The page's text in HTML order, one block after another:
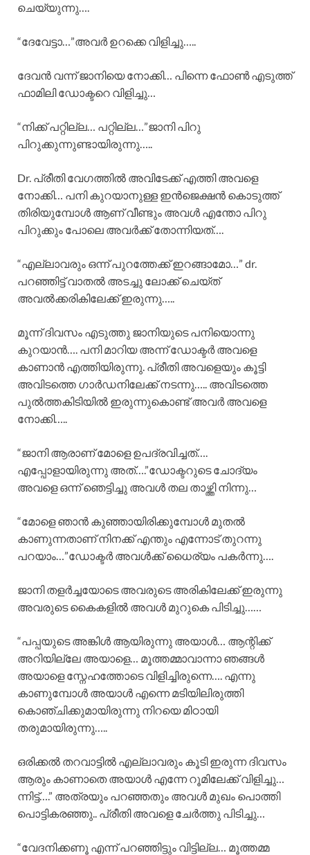
ചെയ്യുന്നു….
“ദേവേട്ടാ…”അവർ ഉറക്കെ വിളിച്ചു…..
ദേവൻ വന്ന് ജാനിയെ നോക്കി… പിന്നെ ഫോൺ എടുത്ത്
ഫാമിലി ഡോക്ടറെ വിളിച്ചു…
“നിക്ക് പറ്റില്ല… പറ്റില്ല…”ജാനി പിറു
പിറുക്കുന്നുണ്ടായിരുന്നു…..
Dr. പ്രീതി വേഗത്തിൽ അവിടേക്ക് എത്തി അവളെ
നോക്കി… പനി കുറയാനുള്ള ഇൻജെക്ഷൻ കൊടുത്ത്
തിരിയുമ്പോൾ ആണ് വീണ്ടും അവൾ എന്തോ പിറു
പിറുക്കും പോലെ അവർക്ക് തോന്നിയത്….
“എല്ലാവരും ഒന്ന് പുറത്തേക്ക് ഇറങ്ങാമോ…” dr.
പറഞ്ഞിട്ട് വാതൽ അടച്ചു ലോക്ക് ചെയ്ത്
അവൽക്കരികിലേക്ക് ഇരുന്നു…..
മൂന്ന് ദിവസം എടുത്തു ജാനിയുടെ പനിയൊന്നു
കുറയാൻ…. പനി മാറിയ അന്ന് ഡോക്ടർ അവളെ
കാണാൻ എത്തിയിരുന്നു. പ്രീതി അവളെയും കൂട്ടി
അവിടത്തെ ഗാർഡനിലേക്ക് നടന്നു….. അവിടത്തെ
പുൽത്തകിടിയിൽ ഇരുന്നുകൊണ്ട് അവർ അവളെ
നോക്കി…..
“ജാനി ആരാണ് മോളെ ഉപദ്രവിച്ചത്….
എപ്പോളായിരുന്നു അത്‌….”ഡോക്ടറുടെ ചോദ്യം
അവളെ ഒന്ന് ഞെട്ടിച്ചു അവൾ തല താഴ്ത്തി നിന്നു…
“മോളെ ഞാൻ കുഞ്ഞായിരിക്കുമ്പോൾ മുതൽ
കാണുന്നതാണ് നിനക്ക് എന്തും എന്നോട് തുറന്നു
പറയാം…”ഡോക്ടർ അവൾക്ക് ധൈര്യം പകർന്നു….
ജാനി തളർച്ചയോടെ അവരുടെ അരികിലേക്ക് ഇരുന്നു
അവരുടെ കൈകളിൽ അവൾ മുറുകെ പിടിച്ചു……
“പപ്പയുടെ അങ്കിൾ ആയിരുന്നു അയാൾ… ആന്റിക്ക്
അറിയില്ലേ അയാളെ… മൂത്തമ്മാവാന്നാ ഞങ്ങൾ
അയാളെ സ്നേഹത്തോടെ വിളിച്ചിരുന്നെ…. എന്നു
കാണുമ്പോൾ അയാൾ എന്നെ മടിയിലിരുത്തി
കൊഞ്ചിക്കുമായിരുന്നു നിറയെ മിഠായി
തരുമായിരുന്നു…..
ഒരിക്കൽ തറവാട്ടിൽ എല്ലാവരും കൂടി ഇരുന്ന ദിവസം
ആരും കാണാതെ അയാൾ എന്നേ റൂമിലേക്ക് വിളിച്ചു…
ന്നിട്ട്….” അത്രയും പറഞ്ഞതും അവൾ മുഖം പൊത്തി
പൊട്ടികരഞ്ഞു.. പ്രീതി അവളെ ചേർത്തു പിടിച്ചു…
“വേദനിക്കണൂ എന്ന് പറഞ്ഞിട്ടും വിട്ടില്ല… മൂത്തമ്മ